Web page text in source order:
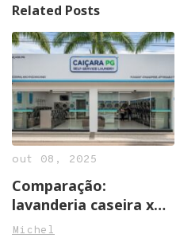
Related Posts
out 08, 2025
Comparação:
lavanderia caseira x
self service
Michel